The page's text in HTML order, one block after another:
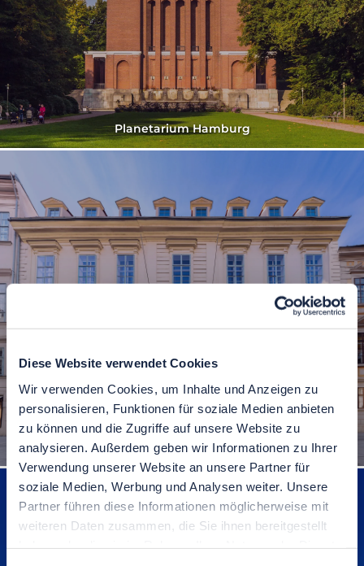
Diese Website verwendet Cookies
Wir verwenden Cookies, um Inhalte und Anzeigen zu
personalisieren, Funktionen für soziale Medien anbieten
zu können und die Zugriffe auf unsere Website zu
analysieren. Außerdem geben wir Informationen zu Ihrer
Verwendung unserer Website an unsere Partner für
soziale Medien, Werbung und Analysen weiter. Unsere
Partner führen diese Informationen möglicherweise mit
weiteren Daten zusammen, die Sie ihnen bereitgestellt
Planetarium Hamburg
Palais Trauttmansdorff in Wien